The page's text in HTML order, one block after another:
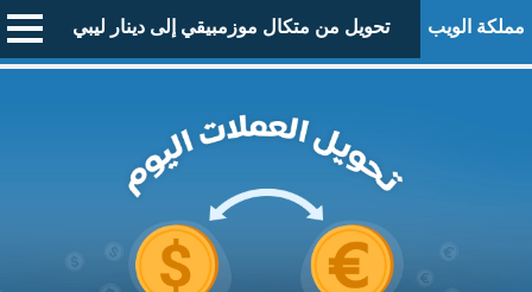
مملكة الويب تحويل من متكال موزمبيقي إلى دينار ليبي